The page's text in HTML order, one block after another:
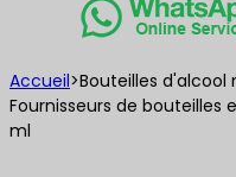
Accueil>Bouteilles d'alcool
Fournisseurs de bouteilles
ml